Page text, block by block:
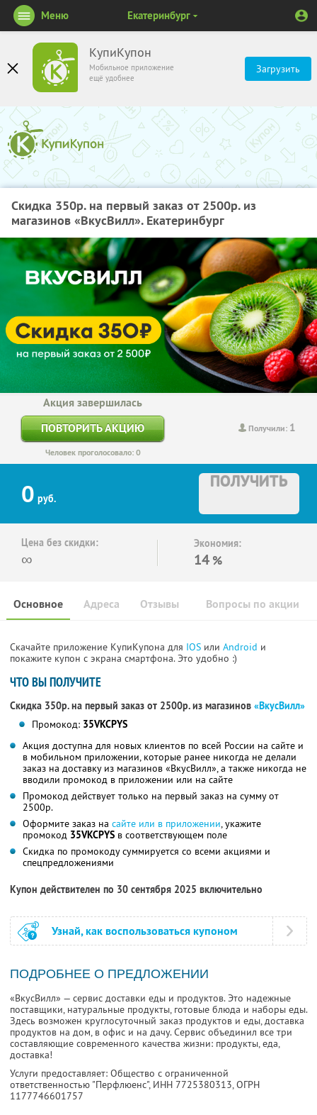
КупиКупон
Мобильное приложение
ещё удобнее
Загрузить
Меню Екатеринбург
Скидка 350р. на первый заказ от 2500р. из
магазинов «ВкусВилл». Екатеринбург
Получили: 1
Акция завершилась
ПОВТОРИТЬ АКЦИЮ
Человек проголосовало: 0
0 руб.
ПОЛУЧИТЬ
Цена без скидки:
∞
Экономия:
14 %
Основное Отзывы Вопросы по акции
Адреса
Скачайте приложение КупиКупона для IOS или Android и
покажите купон с экрана смартфона. Это удобно :)
ЧТО ВЫ ПОЛУЧИТЕ
Скидка 350р. на первый заказ от 2500р. из магазинов «ВкусВилл»
Промокод: 35VKCPYS
Акция доступна для новых клиентов по всей России на сайте и
в мобильном приложении, которые ранее никогда не делали
заказ на доставку из магазинов «ВкусВилл», а также никогда не
вводили промокод в приложении или на сайте
Промокод действует только на первый заказ на сумму от
2500р.
Оформите заказ на сайте или в приложении, укажите
промокод 35VKCPYS в соответствующем поле
Скидка по промокоду суммируется со всеми акциями и
спецпредложениями
Купон действителен по 30 сентября 2025 включительно
Узнай, как воспользоваться купоном
ПОДРОБНЕЕ О ПРЕДЛОЖЕНИИ
«ВкусВилл» — сервис доставки еды и продуктов. Это надежные
поставщики, натуральные продукты, готовые блюда и наборы еды.
Здесь возможен круглосуточный заказ продуктов и еды, доставка
продуктов на дом, в офис и на дачу. Сервис объединил все три
составляющие современного качества жизни: продукты, еда,
доставка!
Услуги предоставляет: Общество с ограниченной
ответственностью "Перфлюенс", ИНН 7725380313, ОГРН
1177746601757